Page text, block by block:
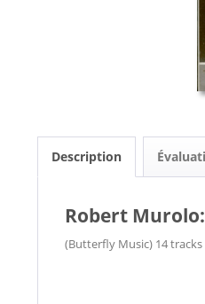
Description
Robert
(Butterfly Music) 14 tracks